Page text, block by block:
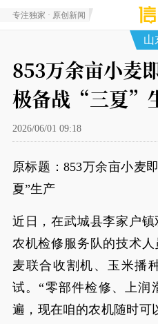
专注独家 · 原创新闻
山
853万余亩小麦
极备战“三夏”
2026/06/01 09:18
原标题：853万余亩小麦
夏”生产
近日，在武城县李家户
农机检修服务队的技术
麦联合收割机、玉米播
试。“零部件检修、上润
遍，现在咱的农机随时可